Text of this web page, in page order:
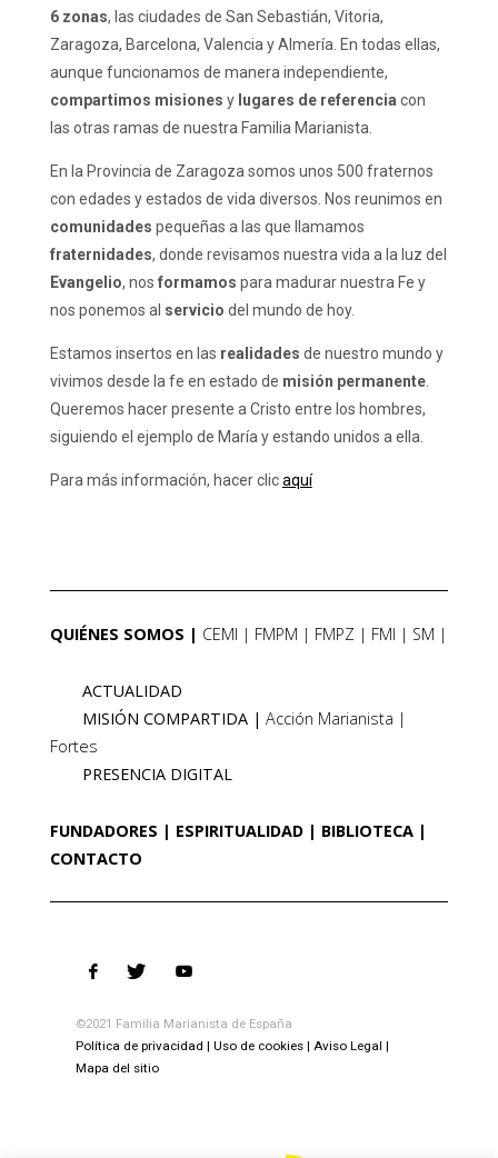
6 zonas, las ciudades de San Sebastián, Vitoria,
Zaragoza, Barcelona, Valencia y Almería. En todas ellas,
aunque funcionamos de manera independiente,
compartimos misiones y lugares de referencia con
las otras ramas de nuestra Familia Marianista.
En la Provincia de Zaragoza somos unos 500 fraternos
con edades y estados de vida diversos. Nos reunimos en
comunidades pequeñas a las que llamamos
fraternidades, donde revisamos nuestra vida a la luz del
Evangelio, nos formamos para madurar nuestra Fe y
nos ponemos al servicio del mundo de hoy.
Estamos insertos en las realidades de nuestro mundo y
vivimos desde la fe en estado de misión permanente.
Queremos hacer presente a Cristo entre los hombres,
siguiendo el ejemplo de María y estando unidos a ella.
Para más información, hacer clicaquí
QUIÉNES SOMOS CEMI FMPM FMPZ FMI SM
ACTUALIDAD
MISIÓN COMPARTIDA
Acción Marianista
Fortes
PRESENCIA DIGITAL
FUNDADORES ESPIRITUALIDAD
BIBLIOTECA
CONTACTO
©2021 Familia Marianista de España
Política de privacidad
Uso de cookies
Aviso Legal
Mapa del sitio